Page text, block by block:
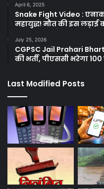
April 6, 2025
Snake Fight Video :
महायुद्ध! मौत की इस लड़ाई
July 25, 2026
CGPSC Jail Prahari
की भर्ती, पीएससी भरेगा
Last Modified Posts